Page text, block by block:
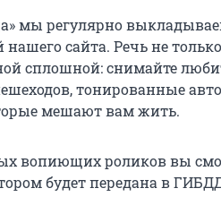
мы регулярно
нашего сайта. Речь не
сплошной: снимайте
тонированные
мешают вам жить.
вопиющих роликов вы
будет передана в